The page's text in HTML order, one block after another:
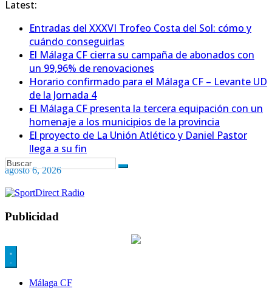
Latest:
Entradas del XXXVI Trofeo Costa del Sol: cómo y
cuándo conseguirlas
El Málaga CF cierra su campaña de abonados con
un 99,96% de renovaciones
Horario confirmado para el Málaga CF – Levante UD
de la Jornada 4
El Málaga CF presenta la tercera equipación con un
homenaje a los municipios de la provincia
El proyecto de La Unión Atlético y Daniel Pastor
llega a su fin
agosto 6, 2026
Publicidad
Málaga CF